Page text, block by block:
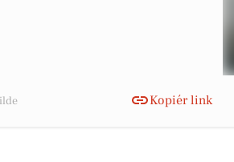
Kopiér link